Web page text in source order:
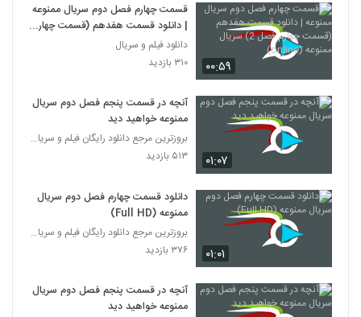
۰۰:۵۹
قسمت چهارم فصل دوم سریال ممنوعه
| دانلود قسمت هفدهم (قسمت چهارم
فصل 2) سریال ممنوعه (online)
دانلود فیلم و سریال
۳۱۰ بازدید
۰۱:۰۷
آنچه در قسمت پنجم فصل دوم سریال
ممنوعه خواهید دید
بروزترین مرجع دانلود رایگان فیلم و سریال ایرانی
۵۱۳ بازدید
۰۱:۰۱
دانلود قسمت چهارم فصل دوم سریال
ممنوعه (Full HD)
بروزترین مرجع دانلود رایگان فیلم و سریال ایرانی
۳۷۶ بازدید
آنچه در قسمت پنجم فصل دوم سریال
ممنوعه خواهید دید